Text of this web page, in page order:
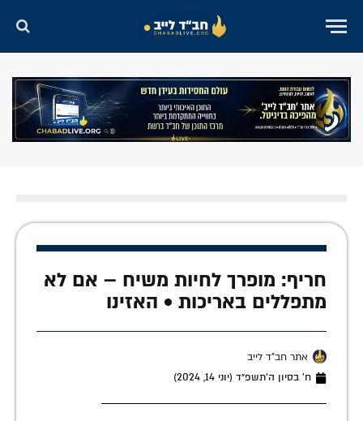
חריף: מופרך לחיות משיח – אם לא
מתפללים באריכות • האזינו
אתר חב"ד לייב
ח׳ בסיון ה׳תשפ״ד (יוני 14, 2024)